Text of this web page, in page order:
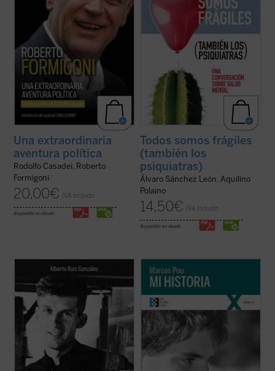
Una extraordinaria
aventura política
Rodolfo Casadei, Roberto
Formigoni
20,00€ IVA incluido
disponible en ebook:
Todos somos frágiles
(también los
psiquiatras)
Álvaro Sánchez León, Aquilino
Polaino
14,50€ IVA incluido
disponible en ebook:
Mario Borzaga, natural de Trento, había
llegado a Laos en 1957, recién ordenado
sacerdote. Fue martirizado poco después,
en 1960, a sus 27 años. Escribió un
precioso diario que da voz a su vocación de
misionero oblato, que ilumina la ...
(ver
ficha)
«Es algo extraño hablar de 'mi historia'
puesto que lo único interesante en ella, lo
único que la salva de ser una historia
en mi vida. Por lo tanto, es más bien la
historia de lo que Cristo ha hecho ...(ver